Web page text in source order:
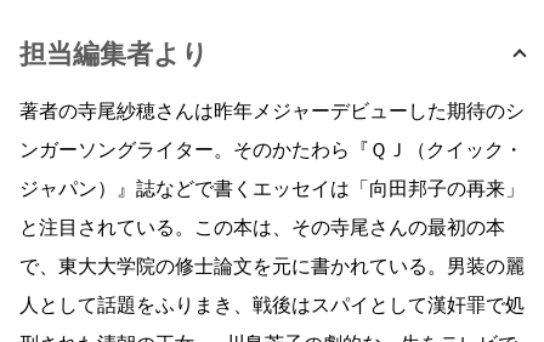
担当編集者より
著者の寺尾紗穂さんは昨年メジャーデビューした期待のシ
ンガーソングライター。そのかたわら『ＱＪ（クイック・
ジャパン）』誌などで書くエッセイは「向田邦子の再来」
と注目されている。この本は、その寺尾さんの最初の本
で、東大大学院の修士論文を元に書かれている。男装の麗
人として話題をふりまき、戦後はスパイとして漢奸罪で処